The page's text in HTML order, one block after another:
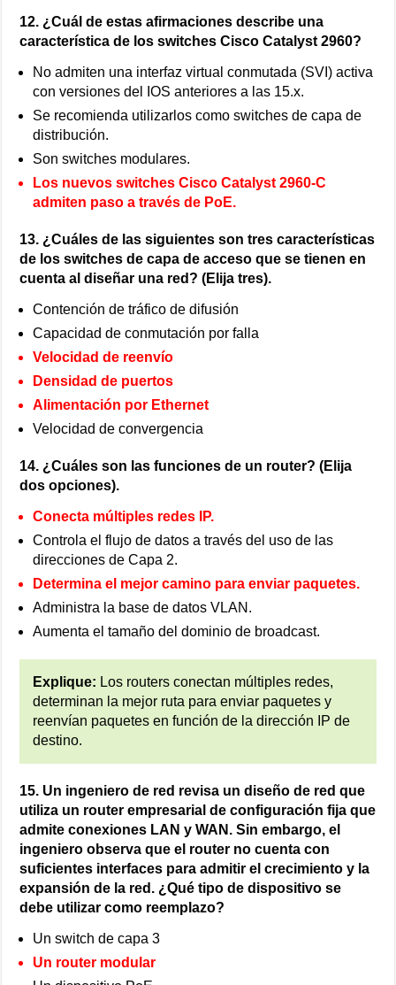
12. ¿Cuál de estas afirmaciones describe una
característica de los switches Cisco Catalyst 2960?
No admiten una interfaz virtual conmutada (SVI) activa
con versiones del IOS anteriores a las 15.x.
Se recomienda utilizarlos como switches de capa de
distribución.
Son switches modulares.
Los nuevos switches Cisco Catalyst 2960-C
admiten paso a través de PoE.
13. ¿Cuáles de las siguientes son tres características
de los switches de capa de acceso que se tienen en
cuenta al diseñar una red? (Elija tres).
Contención de tráfico de difusión
Capacidad de conmutación por falla
Velocidad de reenvío
Densidad de puertos
Alimentación por Ethernet
Velocidad de convergencia
14. ¿Cuáles son las funciones de un router? (Elija
dos opciones).
Conecta múltiples redes IP.
Controla el flujo de datos a través del uso de las
direcciones de Capa 2.
Determina el mejor camino para enviar paquetes.
Administra la base de datos VLAN.
Aumenta el tamaño del dominio de broadcast.
Explique: Los routers conectan múltiples redes,
determinan la mejor ruta para enviar paquetes y
reenvían paquetes en función de la dirección IP de
destino.
15. Un ingeniero de red revisa un diseño de red que
utiliza un router empresarial de configuración fija que
admite conexiones LAN y WAN. Sin embargo, el
ingeniero observa que el router no cuenta con
suficientes interfaces para admitir el crecimiento y la
expansión de la red. ¿Qué tipo de dispositivo se
debe utilizar como reemplazo?
Un switch de capa 3
Un router modular